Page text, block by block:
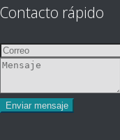
Contacto rápido